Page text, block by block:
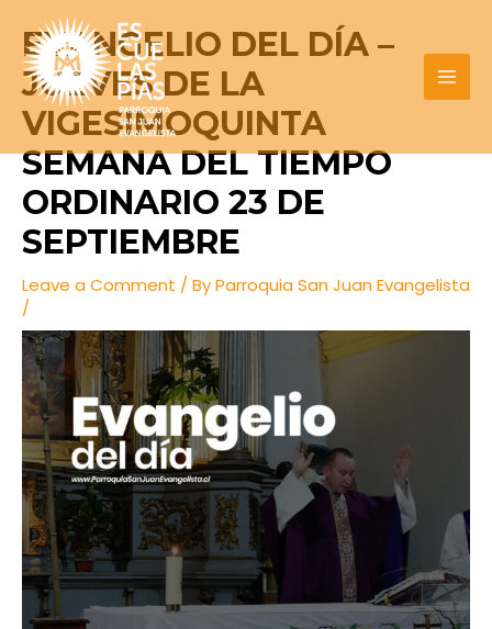
content
EVANGELIO DEL DÍA –
JUEVES DE LA
VIGESIMOQUINTA
SEMANA DEL TIEMPO
ORDINARIO 23 DE
SEPTIEMBRE
Leave a Comment / ByParroquia San Juan Evangelista
/
navigation